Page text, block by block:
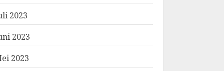
2023
2023
2023